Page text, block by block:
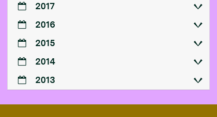
2017
2016
2015
2014
2013